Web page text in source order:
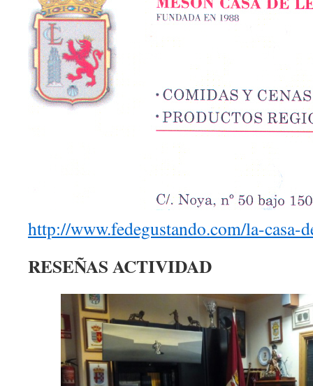
http://www.fedegustando.com/la-casa-
RESEÑAS ACTIVIDAD